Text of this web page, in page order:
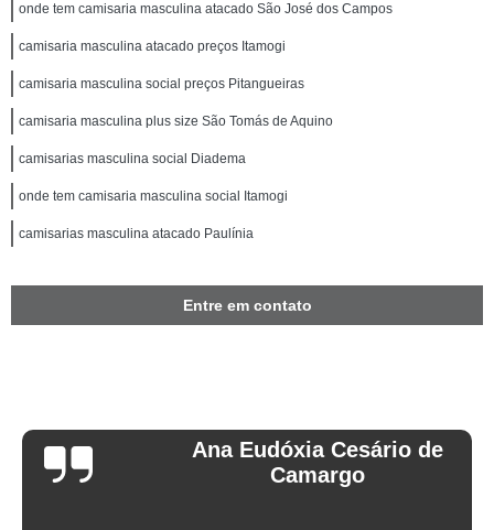
onde tem camisaria masculina atacado São José dos Campos
camisaria masculina atacado preços Itamogi
camisaria masculina social preços Pitangueiras
camisaria masculina plus size São Tomás de Aquino
camisarias masculina social Diadema
onde tem camisaria masculina social Itamogi
camisarias masculina atacado Paulínia
Entre em contato
Ana Eudóxia Cesário de
Camargo